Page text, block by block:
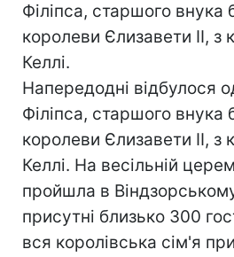
Філіпса, старшого внука
королеви Єлизавети II, з
Келлі.
Напередодні відбулося
Філіпса, старшого внука
королеви Єлизавети II, з
Келлі. На весільній
пройшла в
присутні близько 300
вся королівська сім'я